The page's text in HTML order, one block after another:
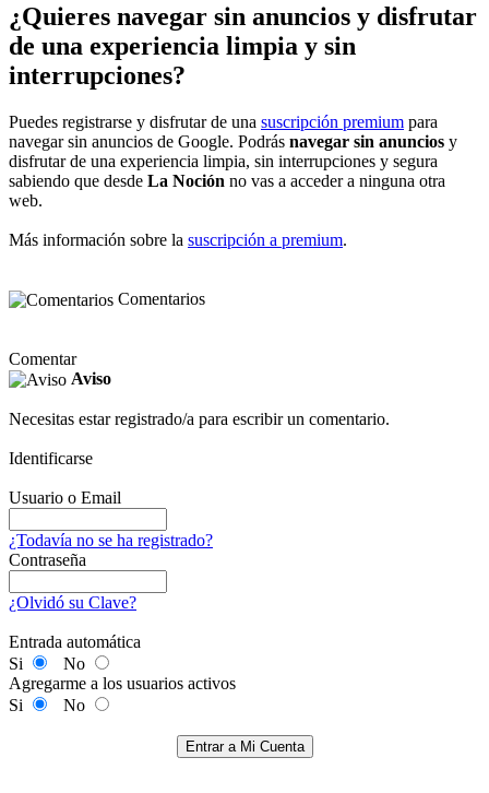
¿Quieres navegar sin anuncios y disfrutar
de una experiencia limpia y sin
interrupciones?
Puedes registrarse y disfrutar de una suscripción premium para
navegar sin anuncios de Google. Podrás navegar sin anuncios y
disfrutar de una experiencia limpia, sin interrupciones y segura
sabiendo que desde La Noción no vas a acceder a ninguna otra
web.
Más información sobre la suscripción a premium.
Comentarios
Comentar
Aviso
Necesitas estar registrado/a para escribir un comentario.
Identificarse
Usuario o Email
¿Todavía no se ha registrado?
Contraseña
¿Olvidó su Clave?
Entrada automática
Si
No
Agregarme a los usuarios activos
Si
No
Entrar a Mi Cuenta